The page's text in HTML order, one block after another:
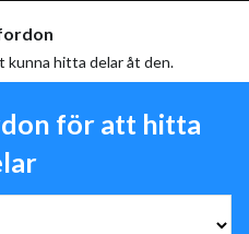
hitta delar åt den.
för att hitta